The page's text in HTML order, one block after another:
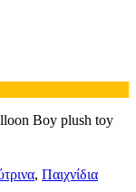
Boy plush toy
, Παιχνίδια